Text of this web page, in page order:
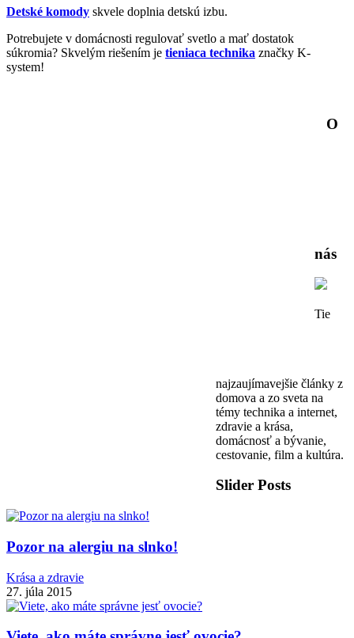
Detské komody skvele doplnia detskú izbu.
Potrebujete v domácnosti regulovať svetlo a mať dostatok
súkromia? Skvelým riešením je tieniaca technika značky K-
system!
O
nás
Tie
najzaujímavejšie články z
domova a zo sveta na
témy technika a internet,
zdravie a krása,
domácnosť a bývanie,
cestovanie, film a kultúra.
Slider Posts
Pozor na alergiu na slnko!
Krása a zdravie
27. júla 2015